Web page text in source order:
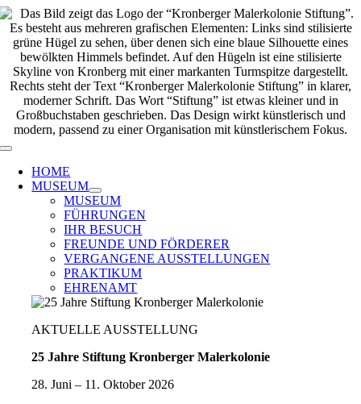
Zum
Inhalt
springen
Toggle
Navigation
HOME
MUSEUM
MUSEUM
FÜHRUNGEN
IHR BESUCH
FREUNDE UND FÖRDERER
VERGANGENE AUSSTELLUNGEN
PRAKTIKUM
EHRENAMT
AKTUELLE AUSSTELLUNG
25 Jahre Stiftung Kronberger Malerkolonie
28. Juni – 11. Oktober 2026